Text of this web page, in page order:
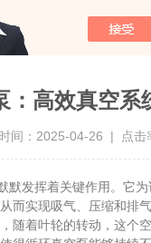
：高效真空系
间：2025-04-26 | 点击
发挥着关键作用。它为
而实现吸气、压缩和
着叶轮的转动，这